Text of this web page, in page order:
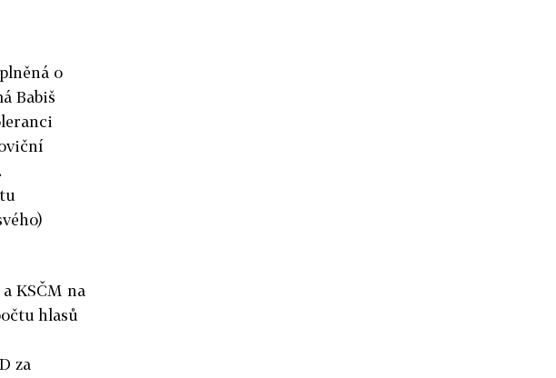
o
Babiš
KSČM na
hlasů
za